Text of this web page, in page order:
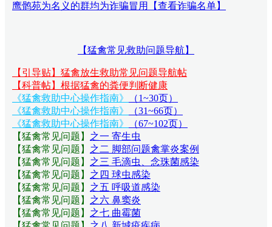
鹰鹘苑为名义的群均为诈骗冒用【查看诈骗名单】
【猛禽常见救助问题导航】
【引导贴】猛禽放生救助常见问题导航帖
【科普帖】根据猛禽的粪便判断健康
《猛禽救助中心操作指南》
（1~30页）
《猛禽救助中心操作指南》
（31~66页）
《猛禽救助中心操作指南》
（67~102页）
【猛禽常见问题 】 之一 寄生虫
【猛禽常见问题 】 之二 脚部问题禽掌炎案例
【猛禽常见问题 】 之三 毛滴虫、念珠菌感染
【猛禽常见问题 】 之四 球虫感染
【猛禽常见问题 】 之五 呼吸道感染
【猛禽常见问题 】 之六 鼻窦炎
【猛禽常见问题 】 之七 曲霉菌